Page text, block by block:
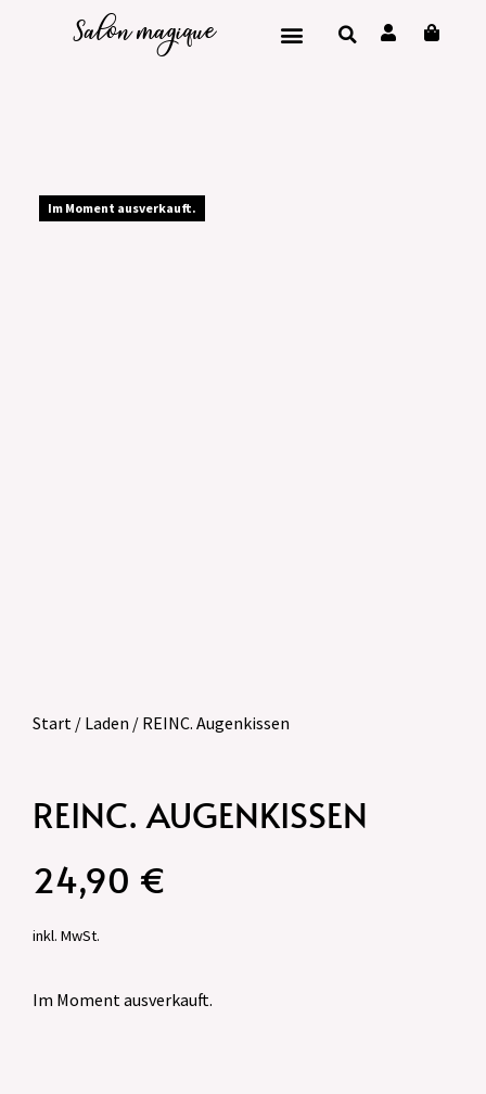
Salon magique
Im Moment ausverkauft.
Start / Laden / REINC. Augenkissen
REINC. AUGENKISSEN
24,90 €
inkl. MwSt.
Im Moment ausverkauft.